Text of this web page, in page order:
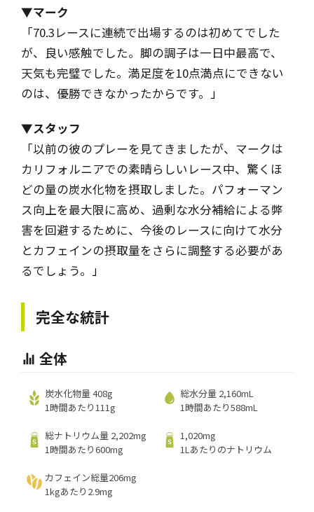
▼マーク
「70.3レースに連続で出場するのは初めてでした
が、良い感触でした。脚の調子は一日中最高で、
天気も完璧でした。満足度を10点満点にできない
のは、優勝できなかったからです。 」
▼スタッフ
「以前の彼のプレーを見てきましたが、マークは
カリフォルニアでの素晴らしいレース中、驚くほ
どの量の炭水化物を摂取しました。パフォーマン
ス向上を最大限に高め、過剰な水分補給による弊
害を回避するために、今後のレースに向けて水分
とカフェインの摂取量をさらに調整する必要があ
るでしょう。 」
完全な統計
全体
炭水化物量 408g
1時間あたり111g
総水分量 2,160mL
1時間あたり588mL
総ナトリウム量 2,202mg
1時間あたり600mg
1,020mg
1Lあたりのナトリウム
カフェイン総量206mg
1kgあたり2.9mg